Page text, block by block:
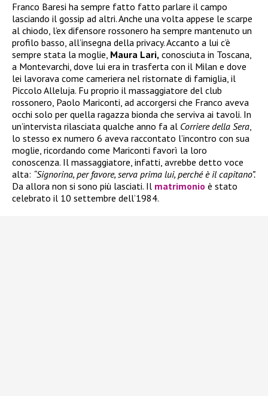
Franco Baresi ha sempre fatto fatto parlare il campo
lasciando il gossip ad altri. Anche una volta appese le scarpe
al chiodo, l’ex difensore rossonero ha sempre mantenuto un
profilo basso, all’insegna della privacy. Accanto a lui c’è
sempre stata la moglie, Maura Lari, conosciuta in Toscana,
a Montevarchi, dove lui era in trasferta con il Milan e dove
lei lavorava come cameriera nel ristornate di famiglia, il
Piccolo Alleluja. Fu proprio il massaggiatore del club
rossonero, Paolo Mariconti, ad accorgersi che Franco aveva
occhi solo per quella ragazza bionda che serviva ai tavoli. In
un’intervista rilasciata qualche anno fa al Corriere della Sera,
lo stesso ex numero 6 aveva raccontato l’incontro con sua
moglie, ricordando come Mariconti favorì la loro
conoscenza. Il massaggiatore, infatti, avrebbe detto voce
alta: “Signorina, per favore, serva prima lui, perché è il capitano”.
Da allora non si sono più lasciati. Il matrimonio è stato
celebrato il 10 settembre dell’1984.